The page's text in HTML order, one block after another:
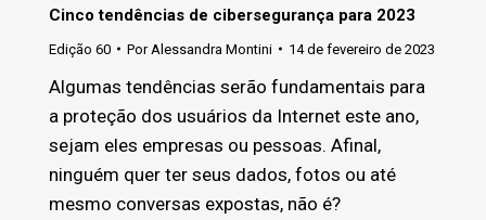
Cinco tendências de cibersegurança para 2023
Edição 60 Por Alessandra Montini 14 de fevereiro de 2023
Algumas tendências serão fundamentais para
a proteção dos usuários da Internet este ano,
sejam eles empresas ou pessoas. Afinal,
ninguém quer ter seus dados, fotos ou até
mesmo conversas expostas, não é?